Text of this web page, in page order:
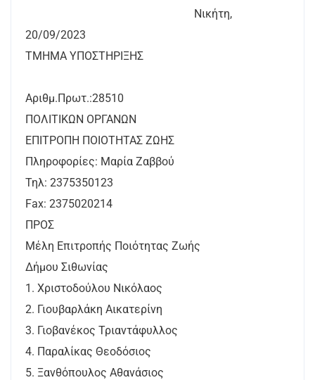
Νικήτη,
20/09/2023
ΤΜΗΜΑ ΥΠΟΣΤΗΡΙΞΗΣ
Αριθμ.Πρωτ.:28510
ΠΟΛΙΤΙΚΩΝ ΟΡΓΑΝΩΝ
ΕΠΙΤΡΟΠΗ ΠΟΙΟΤΗΤΑΣ ΖΩΗΣ
Πληροφορίες: Μαρία Ζαββού
Τηλ: 2375350123
Fax: 2375020214
ΠΡΟΣ
Μέλη Επιτροπής Ποιότητας Ζωής
Δήμου Σιθωνίας
1. Χριστοδούλου Νικόλαος
2. Γιουβαρλάκη Αικατερίνη
3. Γιοβανέκος Τριαντάφυλλος
4. Παραλίκας Θεοδόσιος
5. Ξανθόπουλος Αθανάσιος